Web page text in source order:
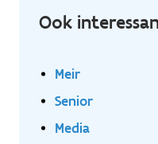
Ook
Meir
Senior
Media